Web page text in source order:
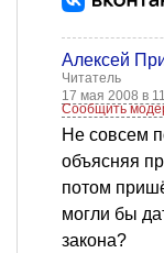
Алексей
Читатель
17 мая 2008 в
Сообщить
Не совсем
объясняя
потом
могли бы
закона?